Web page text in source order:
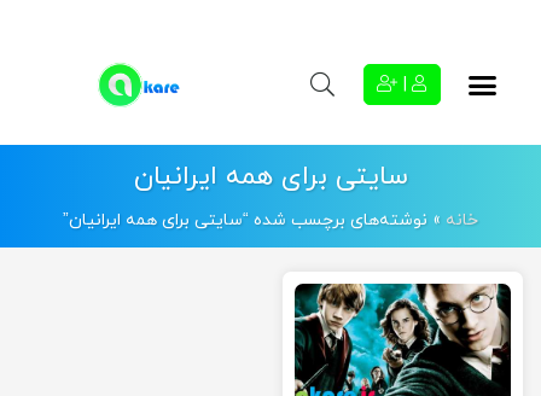
سایتی برای همه ایرانیان
خانه » نوشته‌های برچسب شده “سایتی برای همه ایرانیان”